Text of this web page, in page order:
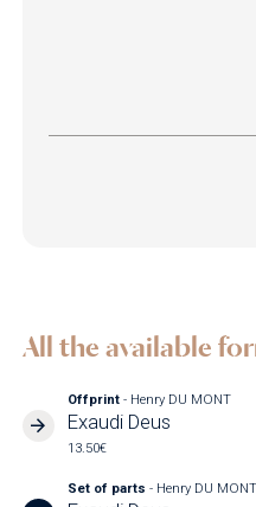
All the available
Offprint- Henry DU MONT
Exaudi Deus
13.50€
Set of parts- Henry DU MONT